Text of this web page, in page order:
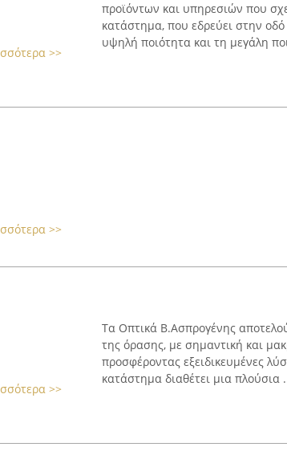
>>
προϊόντων και υπηρεσιών που
κατάστημα, που εδρεύει στην οδό
υψηλή ποιότητα και τη μεγάλη
>>
>>
Τα Οπτικά Β.Ασπρογένης
της όρασης, με σημαντική και
προσφέροντας εξειδικευμένες
κατάστημα διαθέτει μια πλούσια